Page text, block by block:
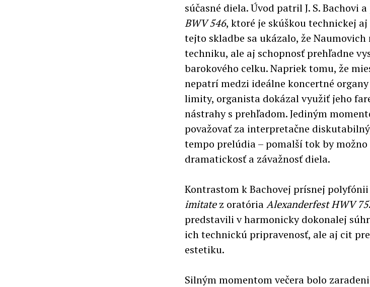
súčasné diela. Úvod patril J. S. Bachovi a
BWV 546, ktoré je skúškou technickej
tejto skladbe sa ukázalo, že
techniku, ale aj schopnosť prehľadne
barokového celku. Napriek tomu, že
nepatrí medzi ideálne koncertné
limity, organista dokázal využiť jeho
nástrahy s prehľadom. Jediným
považovať za interpretačne
tempo prelúdia – pomalší tok by
dramatickosť a závažnosť diela.
Kontrastom k Bachovej prísnej
imitatez oratóriaAlexanderfest HWV 75
predstavili v harmonicky dokonalej
ich technickú pripravenosť, ale aj cit
estetiku.
Silným momentom večera bolo